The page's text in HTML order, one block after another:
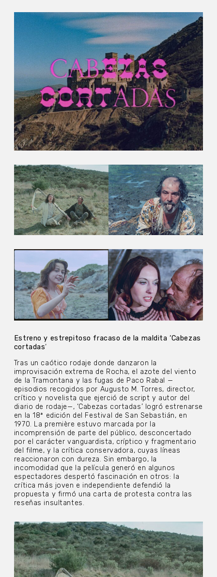
Estreno y estrepitoso fracaso de la maldita ‘Cabezas
cortadas‘
Tras un caótico rodaje donde danzaron la
improvisación extrema de Rocha, el azote del viento
de la Tramontana y las fugas de Paco Rabal —
episodios recogidos por Augusto M. Torres, director,
crítico y novelista que ejerció de script y autor del
diario de rodaje—, ‘Cabezas cortadas’ logró estrenarse
en la 18ª edición del Festival de San Sebastián, en
1970. La première estuvo marcada por la
incomprensión de parte del público, desconcertado
por el carácter vanguardista, críptico y fragmentario
del filme, y la crítica conservadora, cuyas líneas
reaccionaron con dureza. Sin embargo, la
incomodidad que la película generó en algunos
espectadores despertó fascinación en otros: la
crítica más joven e independiente defendió la
propuesta y firmó una carta de protesta contra las
reseñas insultantes.